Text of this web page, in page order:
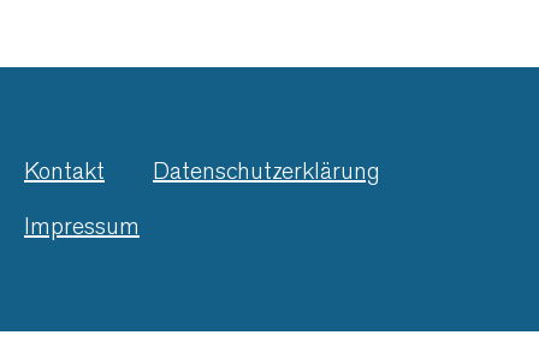
Kontakt
Datenschutzerklärung
Impressum